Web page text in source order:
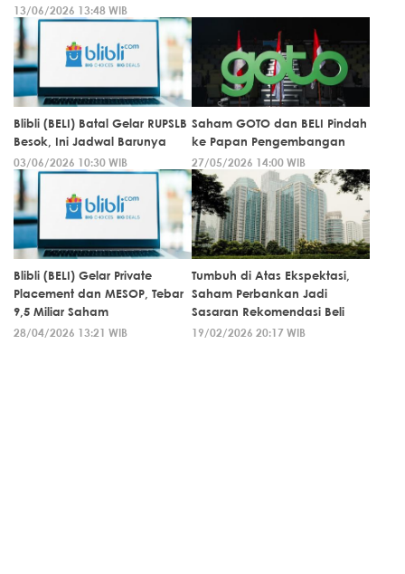
13/06/2026 13:48 WIB
Blibli (BELI) Batal Gelar RUPSLB
Besok, Ini Jadwal Barunya
03/06/2026 10:30 WIB
Saham GOTO dan BELI Pindah
ke Papan Pengembangan
27/05/2026 14:00 WIB
Blibli (BELI) Gelar Private
Placement dan MESOP, Tebar
9,5 Miliar Saham
28/04/2026 13:21 WIB
Tumbuh di Atas Ekspektasi,
Saham Perbankan Jadi
Sasaran Rekomendasi Beli
19/02/2026 20:17 WIB